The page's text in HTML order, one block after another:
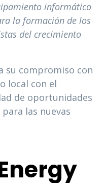
informático
la formación de los
del crecimiento
su compromiso con
local con el
de oportunidades
las nuevas